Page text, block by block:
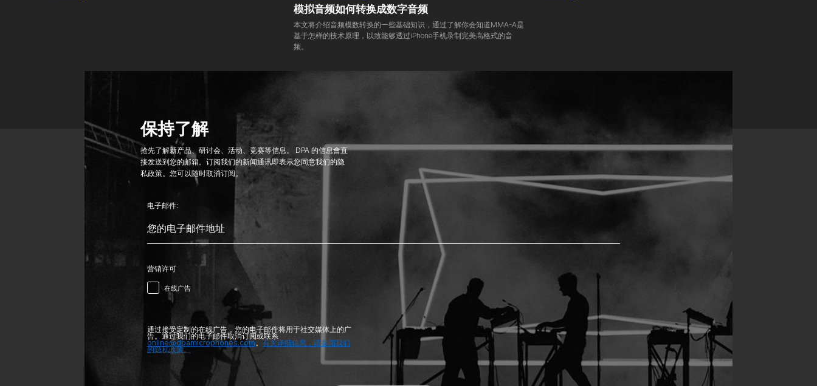
模拟音频如何转换成数字音频
本文将介绍音频模数转换的一些基础知识，通过了解你会知道MMA-A是
基于怎样的技术原理，以致能够透过iPhone手机录制完美高格式的音
频。
保持了解
抢先了解新产品、研讨会、活动、竞赛等信息。 DPA 的信息會直
接发送到您的邮箱。订阅我们的新闻通讯即表示您同意我们的隐
私政策。您可以随时取消订阅。
电子邮件:
营销许可
在线广告
通过接受定制的在线广告，您的电子邮件将用于社交媒体上的广
告。通过我们的电子邮件取消订阅或联系
online@dpamicrophones.com。有关详细信息，请参阅我们
的隐私政策。